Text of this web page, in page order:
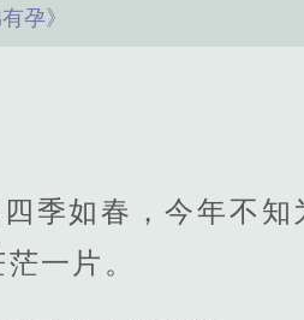
孕》
季如春，今年不
一片。